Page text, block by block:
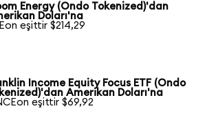
Energy (Ondo Tokenized)'dan
Doları'na
eşittir $214,29
Income Equity Focus ETF (Ondo
Amerikan Doları'na
eşittir $69,92